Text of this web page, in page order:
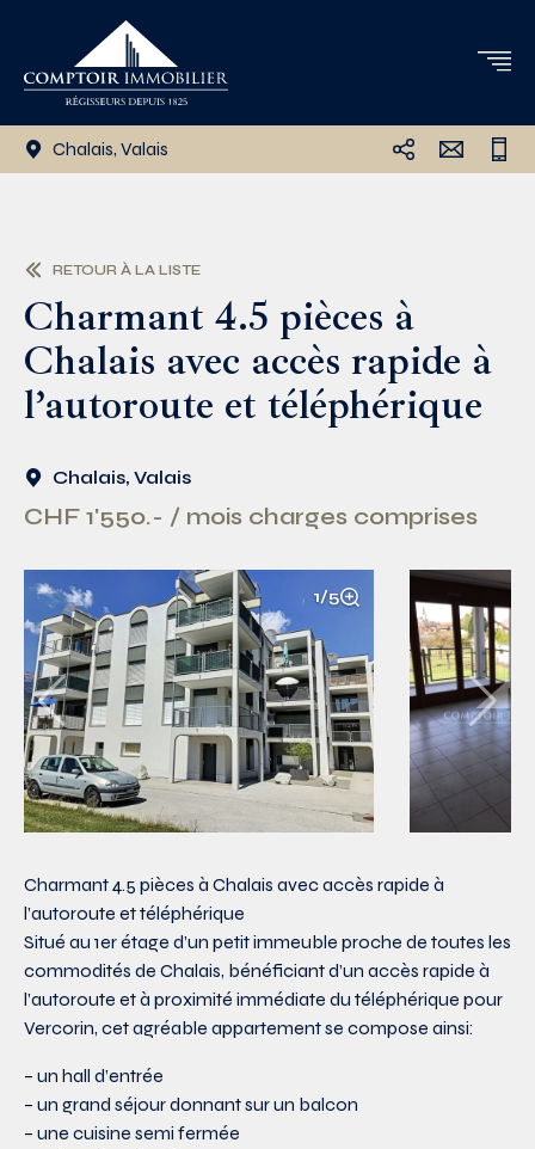
Chalais, Valais
RETOUR À LA LISTE
Charmant 4.5 pièces à
Chalais avec accès rapide à
l’autoroute et téléphérique
Chalais, Valais
CHF 1'550.- / mois charges comprises
1/5
Charmant 4.5 pièces à Chalais avec accès rapide à
l’autoroute et téléphérique
Situé au 1er étage d’un petit immeuble proche de toutes les
commodités de Chalais, bénéficiant d’un accès rapide à
l’autoroute et à proximité immédiate du téléphérique pour
Vercorin, cet agréable appartement se compose ainsi:
– un hall d’entrée
– un grand séjour donnant sur un balcon
– une cuisine semi fermée